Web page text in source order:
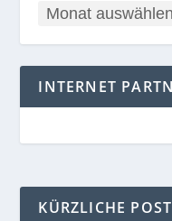
INTERNET
KÜRZLICHE